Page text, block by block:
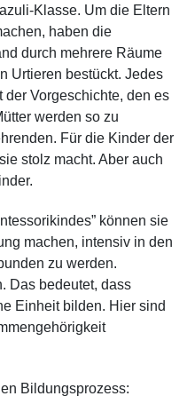
Klasse. Um die Eltern
haben die
durch mehrere Räume
Urtieren bestückt. Jedes
der Vorgeschichte, den es
werden so zu
Für die Kinder der
stolz macht. Aber auch
können sie
machen, intensiv in den
zu werden.
Das bedeutet, dass
Einheit bilden. Hier sind
Bildungsprozess: